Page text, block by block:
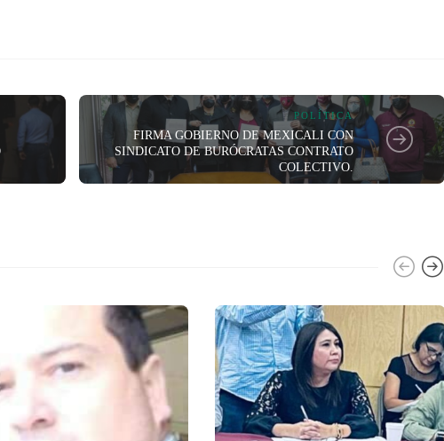
POLÍTICA
FIRMA GOBIERNO DE MEXICALI CON
SINDICATO DE BURÓCRATAS CONTRATO
COLECTIVO.